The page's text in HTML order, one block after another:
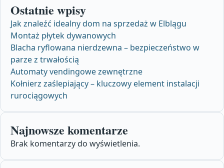
Ostatnie wpisy
Jak znaleźć idealny dom na sprzedaż w Elblągu
Montaż płytek dywanowych
Blacha ryflowana nierdzewna – bezpieczeństwo w
parze z trwałością
Automaty vendingowe zewnętrzne
Kołnierz zaślepiający – kluczowy element instalacji
rurociągowych
Najnowsze komentarze
Brak komentarzy do wyświetlenia.